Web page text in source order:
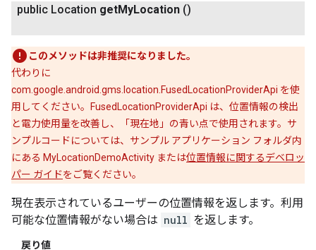
public Location getMyLocation ()
このメソッドは非推奨になりました。
代わりに
com.google.android.gms.location.FusedLocationProviderApi を使
用してください。FusedLocationProviderApi は、位置情報の検出
と電力使用量を改善し、「現在地」の青い点で使用されます。サ
ンプルコードについては、サンプル アプリケーション フォルダ内
にある MyLocationDemoActivity または位置情報に関するデベロッ
パー ガイドをご覧ください。
現在表示されているユーザーの位置情報を返します。利用
可能な位置情報がない場合は null を返します。
戻り値